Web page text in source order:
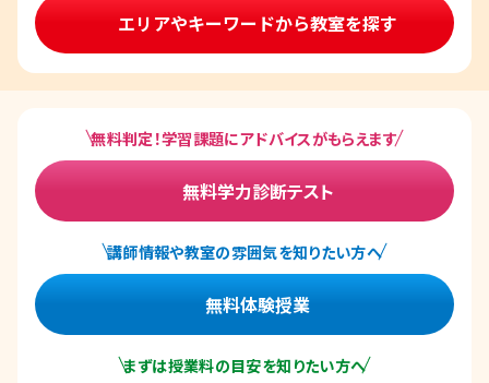
エリアやキーワードから教室を探す
無料判定！学習課題にアドバイスがもらえます
無料学力診断テスト
講師情報や教室の雰囲気を知りたい方へ
無料体験授業
まずは授業料の目安を知りたい方へ